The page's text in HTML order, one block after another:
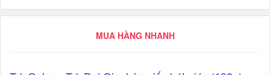
MUA HÀNG NHANH